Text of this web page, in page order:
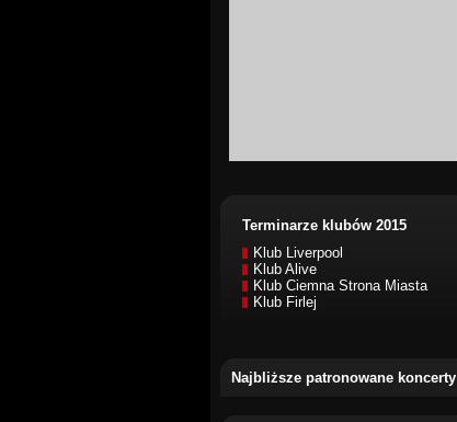
Terminarze klubów 2015
Klub Liverpool
Klub Alive
Klub Ciemna Strona Miasta
Klub Firlej
Najbliższe patronowane koncerty